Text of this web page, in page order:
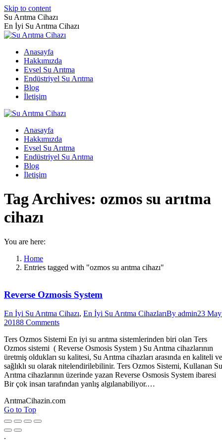
Skip to content
Su Arıtma Cihazı
En İyi Su Arıtma Cihazı
Anasayfa
Hakkımızda
Evsel Su Arıtma
Endüstriyel Su Arıtma
Blog
İletişim
Anasayfa
Hakkımızda
Evsel Su Arıtma
Endüstriyel Su Arıtma
Blog
İletişim
Tag Archives: ozmos su arıtma
cihazı
You are here:
Home
Entries tagged with "ozmos su arıtma cihazı"
Reverse Ozmosis System
En İyi Su Arıtma Cihazı, En İyi Su Arıtma CihazlarıBy admin23
20188 Comments
Ters Ozmos Sistemi En iyi su arıtma sistemlerinden biri olan Ters
Ozmos sistemi ( Reverse Osmosis System ) Su Arıtma cihazlarının
üretmiş oldukları su kalitesi, Su Arıtma cihazları arasında en kaliteli ve
sağlıklı su olarak nitelendirilebilinir. Ters Ozmos Sistemi, Kullanan Su
Arıtma cihazlarının üzerinde yazan Reverse Osmosis System ibaresi
Bir çok insan tarafından yanlış algılanabiliyor.…
ArıtmaCihazin.com
Go to Top
.